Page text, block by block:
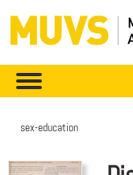
sex-education